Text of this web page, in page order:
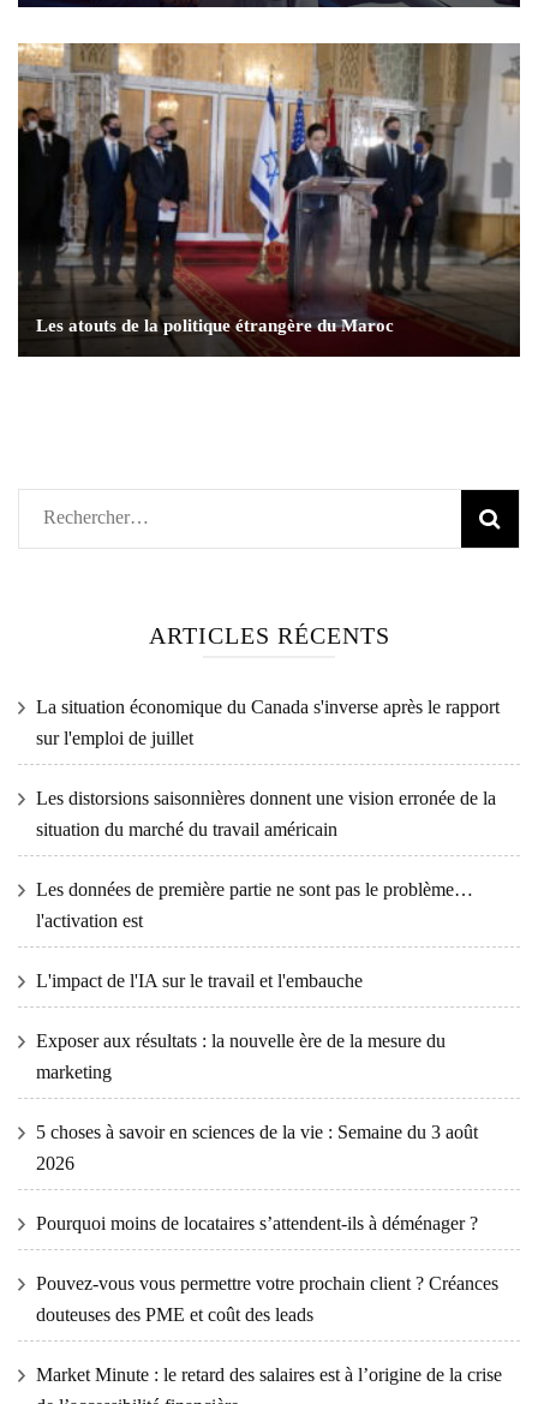
Les atouts de la politique étrangère du Maroc
Rechercher :
ARTICLES RÉCENTS
La situation économique du Canada s'inverse après le rapport
sur l'emploi de juillet
Les distorsions saisonnières donnent une vision erronée de la
situation du marché du travail américain
Les données de première partie ne sont pas le problème…
l'activation est
L'impact de l'IA sur le travail et l'embauche
Exposer aux résultats : la nouvelle ère de la mesure du
marketing
5 choses à savoir en sciences de la vie : Semaine du 3 août
2026
Pourquoi moins de locataires s’attendent-ils à déménager ?
Pouvez-vous vous permettre votre prochain client ? Créances
douteuses des PME et coût des leads
Market Minute : le retard des salaires est à l’origine de la crise